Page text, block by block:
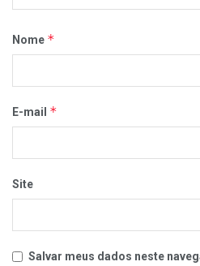
Nome *
E-mail *
Site
Salvar meus dados neste